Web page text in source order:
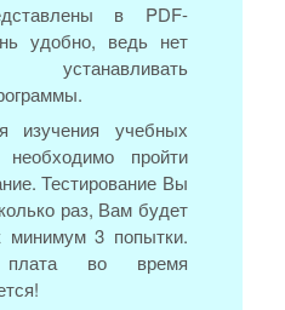
в PDF-
удобно, ведь нет
устанавливать
изучения учебных
пройти
Тестирование Вы
раз, Вам будет
минимум 3 попытки.
плата во время